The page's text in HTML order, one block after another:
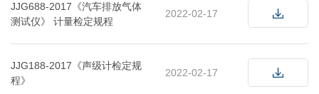
JJG688-2017《汽车排放气体
测试仪》 计量检定规程
2022-02-17
JJG188-2017《声级计检定规
程》
2022-02-17